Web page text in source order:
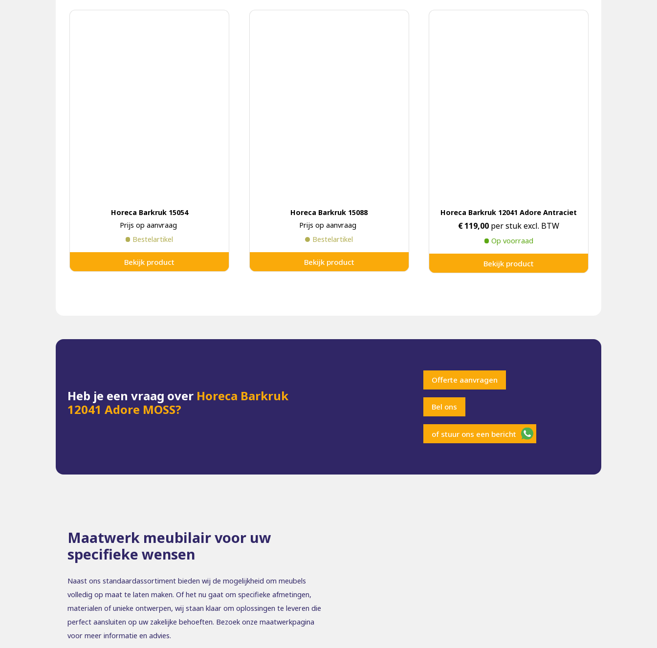
Horeca Barkruk 15054
Prijs op aanvraag
Bestelartikel
Bekijk product
Horeca Barkruk 15088
Prijs op aanvraag
Bestelartikel
Bekijk product
Horeca Barkruk 12041 Adore Antraciet
€119,00 per stuk excl. BTW
Op voorraad
Bekijk product
Heb je een vraag over Horeca Barkruk
12041 Adore MOSS?
Offerte aanvragen
Bel ons
of stuur ons een bericht
Maatwerk meubilair voor uw
specifieke wensen
Naast ons standaardassortiment bieden wij de mogelijkheid om meubels
volledig op maat te laten maken. Of het nu gaat om specifieke afmetingen,
materialen of unieke ontwerpen, wij staan klaar om oplossingen te leveren die
perfect aansluiten op uw zakelijke behoeften. Bezoek onze maatwerkpagina
voor meer informatie en advies.